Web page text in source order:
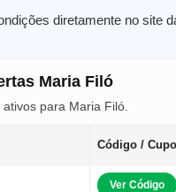
diretamente no site
Maria Filó
para Maria Filó.
Código /
Ver Código